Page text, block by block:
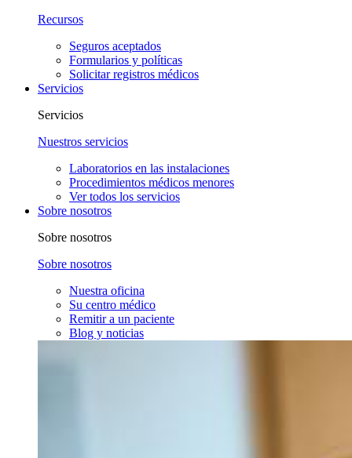
Recursos
Seguros aceptados
Formularios y políticas
Solicitar registros médicos
Servicios
Servicios
Nuestros servicios
Laboratorios en las instalaciones
Procedimientos médicos menores
Ver todos los servicios
Sobre nosotros
Sobre nosotros
Sobre nosotros
Nuestra oficina
Su centro médico
Remitir a un paciente
Blog y noticias